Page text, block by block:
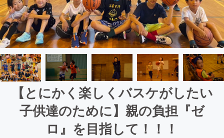
【とにかく楽しくバスケがしたい
子供達のために】親の負担『ゼ
ロ』を目指して！！！